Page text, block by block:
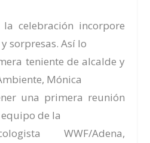
celebración incorpore
sorpresas. Así lo
teniente de alcalde y
Mónica
una primera reunión
de la
WWF/Adena,